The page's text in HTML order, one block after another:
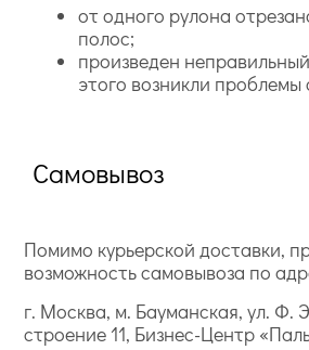
от одного рулона
полос;
произведен
этого возникли проблемы
Самовывоз
Помимо курьерской доставки,
возможность самовывоза по
г. Москва, м. Бауманская, ул. Ф.
строение 11, Бизнес-Центр